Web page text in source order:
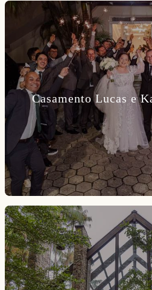
Casamento Lucas e